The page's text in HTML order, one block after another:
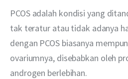
PCOS adalah kondisi yang
tak teratur atau tidak adanya
dengan PCOS biasanya
ovariumnya, disebabkan oleh
androgen berlebihan.